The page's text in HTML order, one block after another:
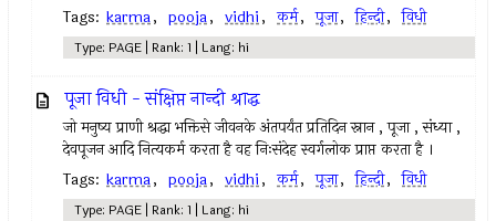
Tags: karma, pooja, vidhi, कर्म, पूजा, हिन्दी, विधी
Type: PAGE | Rank: 1 | Lang: hi
पूजा विधी - संक्षिप्त नान्दी श्राद्ध
जो मनुष्य प्राणी श्रद्धा भक्तिसे जीवनके अंतपर्यंत प्रतिदिन स्नान , पूजा , संध्या ,
देवपूजन आदि नित्यकर्म करता है वह निःसंदेह स्वर्गलोक प्राप्त करता है ।
Tags: karma, pooja, vidhi, कर्म, पूजा, हिन्दी, विधी
Type: PAGE | Rank: 1 | Lang: hi